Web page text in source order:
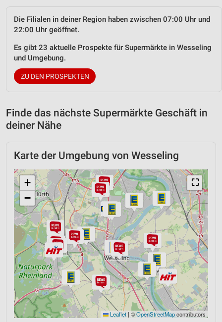
Die Filialen in deiner Region haben zwischen 07:00 Uhr und
22:00 Uhr geöffnet.
Es gibt 23 aktuelle Prospekte für Supermärkte in Wesseling
und Umgebung.
ZU DEN PROSPEKTEN
Finde das nächste Supermärkte Geschäft in
deiner Nähe
Karte der Umgebung von Wesseling
⛶
+
−
Leaflet | ©OpenStreetMapcontributors